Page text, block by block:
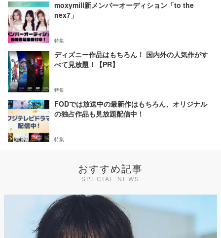
moxymill新メンバーオーディション「to the
nex7」
特集
ディズニー作品はもちろん！ 国内外の人気作がす
べて見放題！【PR】
特集
FODでは放送中の最新作はもちろん、オリジナル
の独占作品も見放題配信中！
特集
おすすめ記事
SPECIAL NEWS